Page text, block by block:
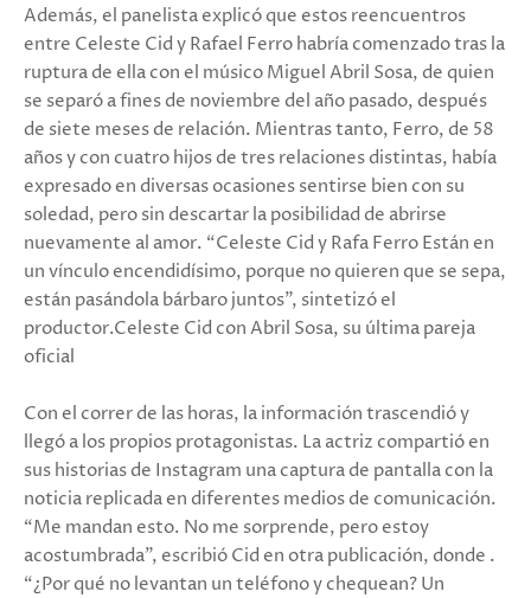
Además, el panelista explicó que estos reencuentros
entre Celeste Cid y Rafael Ferro habría comenzado tras la
ruptura de ella con el músico Miguel Abril Sosa, de quien
se separó a fines de noviembre del año pasado, después
de siete meses de relación. Mientras tanto, Ferro, de 58
años y con cuatro hijos de tres relaciones distintas, había
expresado en diversas ocasiones sentirse bien con su
soledad, pero sin descartar la posibilidad de abrirse
nuevamente al amor. “Celeste Cid y Rafa Ferro Están en
un vínculo encendidísimo, porque no quieren que se sepa,
están pasándola bárbaro juntos”, sintetizó el
productor.Celeste Cid con Abril Sosa, su última pareja
oficial
Con el correr de las horas, la información trascendió y
llegó a los propios protagonistas. La actriz compartió en
sus historias de Instagram una captura de pantalla con la
noticia replicada en diferentes medios de comunicación.
“Me mandan esto. No me sorprende, pero estoy
acostumbrada”, escribió Cid en otra publicación, donde .
“¿Por qué no levantan un teléfono y chequean? Un